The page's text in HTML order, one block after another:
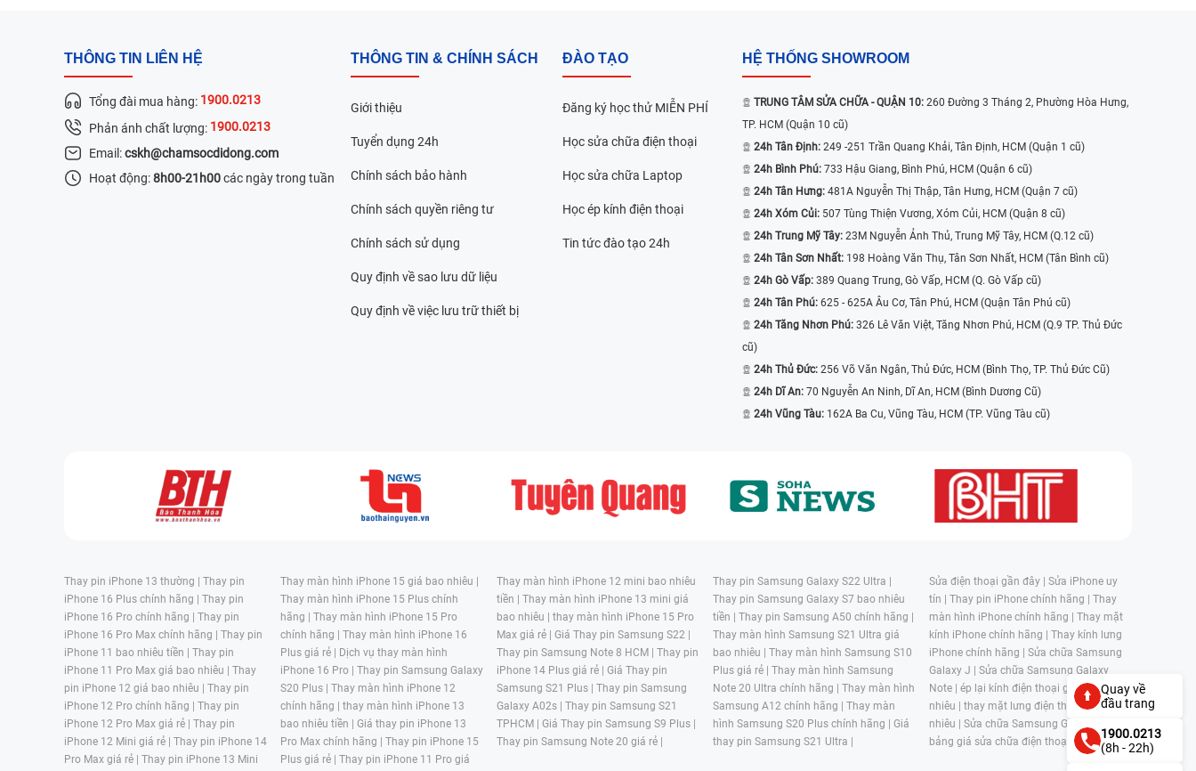
THÔNG TIN LIÊN HỆ
Tổng đài mua hàng: 1900.0213
Phản ánh chất lượng: 1900.0213
Email:cskh@chamsocdidong.com
Hoạt động:8h00-21h00các ngày trong tuần
THÔNG TIN & CHÍNH SÁCH
Giới thiệu
Tuyển dụng 24h
Chính sách bảo hành
Chính sách quyền riêng tư
Chính sách sử dụng
Quy định về sao lưu dữ liệu
Quy định về việc lưu trữ thiết bị
ĐÀO TẠO
Đăng ký học thử MIỄN PHÍ
Học sửa chữa điện thoại
Học sửa chữa Laptop
Học ép kính điện thoại
Tin tức đào tạo 24h
HỆ THỐNG SHOWROOM
TRUNG TÂM SỬA CHỮA - QUẬN 10: 260 Đường 3 Tháng 2, Phường Hòa Hưng,
TP. HCM (Quận 10 cũ)
24h Tân Định: 249 -251 Trần Quang Khải, Tân Định, HCM (Quận 1 cũ)
24h Bình Phú: 733 Hậu Giang, Bình Phú, HCM (Quận 6 cũ)
24h Tân Hưng: 481A Nguyễn Thị Thập, Tân Hưng, HCM (Quận 7 cũ)
24h Xóm Củi: 507 Tùng Thiện Vương, Xóm Củi, HCM (Quận 8 cũ)
24h Trung Mỹ Tây: 23M Nguyễn Ảnh Thủ, Trung Mỹ Tây, HCM (Q.12 cũ)
24h Tân Sơn Nhất: 198 Hoàng Văn Thụ, Tân Sơn Nhất, HCM (Tân Bình cũ)
24h Gò Vấp: 389 Quang Trung, Gò Vấp, HCM (Q. Gò Vấp cũ)
24h Tân Phú: 625 - 625A Âu Cơ, Tân Phú, HCM (Quận Tân Phú cũ)
24h Tăng Nhơn Phú: 326 Lê Văn Việt, Tăng Nhơn Phú, HCM (Q.9 TP. Thủ Đức
cũ)
24h Thủ Đức: 256 Võ Văn Ngân, Thủ Đức, HCM (Bình Thọ, TP. Thủ Đức Cũ)
24h Dĩ An: 70 Nguyễn An Ninh, Dĩ An, HCM (Bình Dương Cũ)
24h Vũng Tàu: 162A Ba Cu, Vũng Tàu, HCM (TP. Vũng Tàu cũ)
Thay pin iPhone 13 thường | Thay pin
iPhone 16 Plus chính hãng | Thay pin
iPhone 16 Pro chính hãng | Thay pin
iPhone 16 Pro Max chính hãng | Thay pin
iPhone 11 bao nhiêu tiền | Thay pin
iPhone 11 Pro Max giá bao nhiêu | Thay
pin iPhone 12 giá bao nhiêu | Thay pin
iPhone 12 Pro chính hãng | Thay pin
iPhone 12 Pro Max giá rẻ | Thay pin
iPhone 12 Mini giá rẻ | Thay pin iPhone 14
Pro Max giá rẻ | Thay pin iPhone 13 Mini
Thay màn hình iPhone 15 giá bao nhiêu |
Thay màn hình iPhone 15 Plus chính
hãng | Thay màn hình iPhone 15 Pro
chính hãng | Thay màn hình iPhone 16
Plus giá rẻ | Dịch vụ thay màn hình
iPhone 16 Pro | Thay pin Samsung Galaxy
S20 Plus | Thay màn hình iPhone 12
chính hãng | thay màn hình iPhone 13
bao nhiêu tiền | Giá thay pin iPhone 13
Pro Max chính hãng | Thay pin iPhone 15
Plus giá rẻ | Thay pin iPhone 11 Pro giá
Thay màn hình iPhone 12 mini bao nhiêu
tiền | Thay màn hình iPhone 13 mini giá
bao nhiêu | thay màn hình iPhone 15 Pro
Max giá rẻ | Giá Thay pin Samsung S22 |
Thay pin Samsung Note 8 HCM | Thay pin
iPhone 14 Plus giá rẻ | Giá Thay pin
Samsung S21 Plus | Thay pin Samsung
Galaxy A02s | Thay pin Samsung S21
TPHCM | Giá Thay pin Samsung S9 Plus |
Thay pin Samsung Note 20 giá rẻ |
Thay pin Samsung Galaxy S22 Ultra |
Thay pin Samsung Galaxy S7 bao nhiêu
tiền | Thay pin Samsung A50 chính hãng |
Thay màn hình Samsung S21 Ultra giá
bao nhiêu | Thay màn hình Samsung S10
Plus giá rẻ | Thay màn hình Samsung
Note 20 Ultra chính hãng | Thay màn hình
Samsung A12 chính hãng | Thay màn
hình Samsung S20 Plus chính hãng | Giá
thay pin Samsung S21 Ultra |
Sửa điện thoại gần đây | Sửa iPhone uy
tín | Thay pin iPhone chính hãng | Thay
màn hình iPhone chính hãng | Thay mặt
kính iPhone chính hãng | Thay kính lưng
iPhone chính hãng | Sửa chữa Samsung
Galaxy J | Sửa chữa Samsung Galaxy
Note | ép lại kính điện thoại giá bao
nhiêu | thay mặt lưng điện thoại giá bao
nhiêu | Sửa chữa Samsung Galaxy S |
bảng giá sửa chữa điện thoại samsung |
Quay về
đầu trang
1900.0213
(8h - 22h)